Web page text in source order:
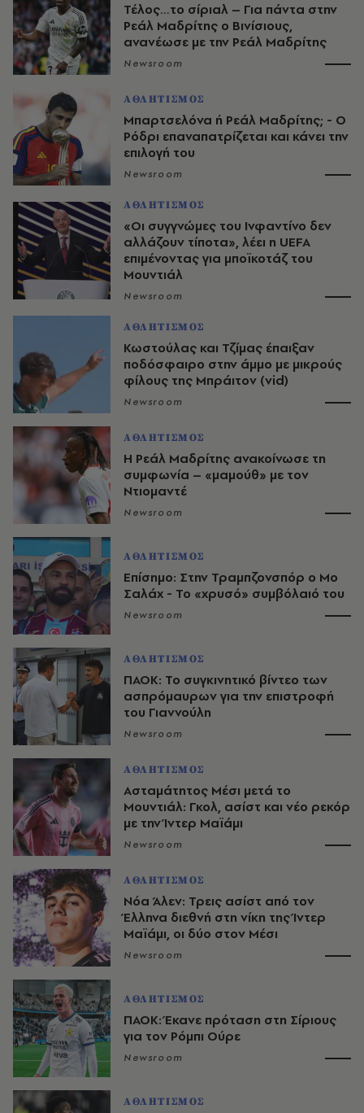
Τέλος…το σίριαλ – Για πάντα στην
Ρεάλ Μαδρίτης ο Βινίσιους,
ανανέωσε με την Ρεάλ Μαδρίτης
Newsroom
ΑΘΛΗΤΙΣΜΟΣ
Μπαρτσελόνα ή Ρεάλ Μαδρίτης; - Ο
Ρόδρι επαναπατρίζεται και κάνει την
επιλογή του
Newsroom
ΑΘΛΗΤΙΣΜΟΣ
«Οι συγγνώμες του Ινφαντίνο δεν
αλλάζουν τίποτα», λέει η UEFA
επιμένοντας για μποϊκοτάζ του
Μουντιάλ
Newsroom
ΑΘΛΗΤΙΣΜΟΣ
Κωστούλας και Τζίμας έπαιξαν
ποδόσφαιρο στην άμμο με μικρούς
φίλους της Μπράιτον (vid)
Newsroom
ΑΘΛΗΤΙΣΜΟΣ
Η Ρεάλ Μαδρίτης ανακοίνωσε τη
συμφωνία – «μαμούθ» με τον
Ντιομαντέ
Newsroom
ΑΘΛΗΤΙΣΜΟΣ
Επίσημο: Στην Τραμπζονσπόρ ο Μο
Σαλάχ - Το «χρυσό» συμβόλαιό του
Newsroom
ΑΘΛΗΤΙΣΜΟΣ
ΠΑΟΚ: Το συγκινητικό βίντεο των
ασπρόμαυρων για την επιστροφή
του Γιαννούλη
Newsroom
ΑΘΛΗΤΙΣΜΟΣ
Ασταμάτητος Μέσι μετά το
Μουντιάλ: Γκολ, ασίστ και νέο ρεκόρ
με την Ίντερ Μαϊάμι
Newsroom
ΑΘΛΗΤΙΣΜΟΣ
Νόα Άλεν: Τρεις ασίστ από τον
Έλληνα διεθνή στη νίκη της Ίντερ
Μαϊάμι, οι δύο στον Μέσι
Newsroom
ΑΘΛΗΤΙΣΜΟΣ
ΠΑΟΚ: Έκανε πρόταση στη Σίριους
για τον Ρόμπι Ούρε
Newsroom
ΑΘΛΗΤΙΣΜΟΣ